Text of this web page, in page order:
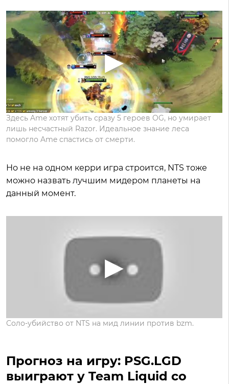
Здесь Ame хотят убить сразу 5 героев OG, но умирает
лишь несчастный Razor. Идеальное знание леса
помогло Ame спастись от смерти.
Но не на одном керри игра строится, NTS тоже
можно назвать лучшим мидером планеты на
данный момент.
Соло-убийство от NTS на мид линии против bzm.
Прогноз на игру: PSG.LGD
выиграют у Team Liquid со